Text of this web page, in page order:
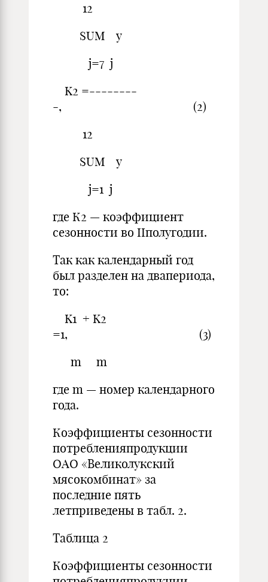
12
SUM y
j=7 j
K2 =--------
-, (2)
12
SUM y
j=1 j
где К2 — коэффициент
сезонности во IIполугодии.
Так как календарный год
был разделен на двапериода,
то:
K1 + K2
=1, (3)
m m
где m — номер календарного
года.
Коэффициенты сезонности
потребленияпродукции
ОАО «Великолукский
мясокомбинат» за
последние пять
летприведены в табл. 2.
Таблица 2
Коэффициенты сезонности